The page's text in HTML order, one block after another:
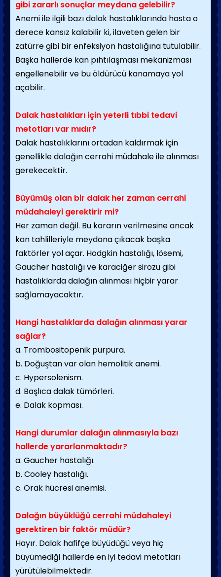
gibi zararlı sonuçlar meydana gelebilir?
Anemi ile ilgili bazı dalak hastalıklarında hasta o
derece kansız kalabilir ki, ilaveten gelen bir
zatürre gibi bir enfeksiyon hastalığına tutulabilir.
Başka hallerde kan pıhtılaşması mekanizması
engellenebilir ve bu öldürücü kanamaya yol
açabilir.
Dalak hastalıkları için yeterli tıbbi tedavi
metotları var mıdır?
Dalak hastalıklarını ortadan kaldırmak için
genellikle dalağın cerrahi müdahale ile alınması
gerekecektir.
Büyümüş olan bir dalak her zaman cerrahi
müdahaleyi gerektirir mi?
Her zaman değil. Bu kararın verilmesine ancak
kan tahlilleriyle meydana çıkacak başka
faktörler yol açar. Hodgkin hastalığı, lösemi,
Gaucher hastalığı ve karaciğer sirozu gibi
hastalıklarda dalağın alınması hiçbir yarar
sağlamayacaktır.
Hangi hastalıklarda dalağın alınması yarar
sağlar?
a. Trombositopenik purpura.
b. Doğuştan var olan hemolitik anemi.
c. Hypersolenism.
d. Başlıca dalak tümörleri.
e. Dalak kopması.
Hangi durumlar dalağın alınmasıyla bazı
hallerde yararlanmaktadır?
a. Gaucher hastalığı.
b. Cooley hastalığı.
c. Orak hücresi anemisi.
Dalağın büyüklüğü cerrahi müdahaleyi
gerektiren bir faktör müdür?
Hayır. Dalak hafifçe büyüdüğü veya hiç
büyümediği hallerde en iyi tedavi metotları
yürütülebilmektedir.